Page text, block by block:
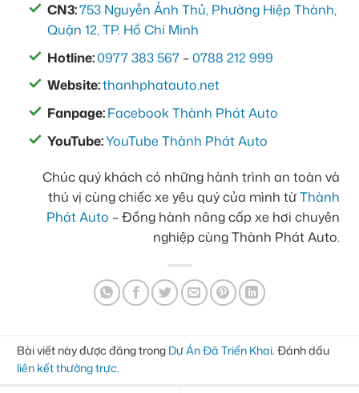
CN3:753 Nguyễn Ảnh Thủ, Phường Hiệp Thành,
Quận 12, TP. Hồ Chí Minh
Hotline:0977 383 567 –0788 212 999
Website:thanhphatauto.net
Fanpage:Facebook Thành Phát Auto
YouTube:YouTube Thành Phát Auto
Chúc quý khách có những hành trình an toàn và
thú vị cùng chiếc xe yêu quý của mình từThành
Phát Auto – Đồng hành nâng cấp xe hơi chuyên
nghiệp cùng Thành Phát Auto.
Bài viết này được đăng trong Dự Án Đã Triển Khai. Đánh dấu
liên kết thường trực.